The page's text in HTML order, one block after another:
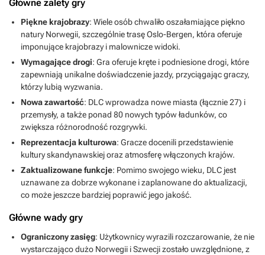
Główne zalety gry
Piękne krajobrazy: Wiele osób chwaliło oszałamiające piękno
natury Norwegii, szczególnie trasę Oslo-Bergen, która oferuje
imponujące krajobrazy i malownicze widoki.
Wymagające drogi: Gra oferuje kręte i podniesione drogi, które
zapewniają unikalne doświadczenie jazdy, przyciągając graczy,
którzy lubią wyzwania.
Nowa zawartość: DLC wprowadza nowe miasta (łącznie 27) i
przemysły, a także ponad 80 nowych typów ładunków, co
zwiększa różnorodność rozgrywki.
Reprezentacja kulturowa: Gracze docenili przedstawienie
kultury skandynawskiej oraz atmosferę włączonych krajów.
Zaktualizowane funkcje: Pomimo swojego wieku, DLC jest
uznawane za dobrze wykonane i zaplanowane do aktualizacji,
co może jeszcze bardziej poprawić jego jakość.
Główne wady gry
Ograniczony zasięg: Użytkownicy wyrazili rozczarowanie, że nie
wystarczająco dużo Norwegii i Szwecji zostało uwzględnione, z